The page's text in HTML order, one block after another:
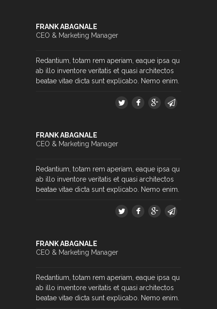
FRANK ABAGNALE
CEO & Marketing Manager
Redantium, totam rem aperiam, eaque ipsa qu
ab illo inventore veritatis et quasi architectos
beatae vitae dicta sunt explicabo. Nemo enim.
FRANK ABAGNALE
CEO & Marketing Manager
Redantium, totam rem aperiam, eaque ipsa qu
ab illo inventore veritatis et quasi architectos
beatae vitae dicta sunt explicabo. Nemo enim.
FRANK ABAGNALE
CEO & Marketing Manager
Redantium, totam rem aperiam, eaque ipsa qu
ab illo inventore veritatis et quasi architectos
beatae vitae dicta sunt explicabo. Nemo enim.